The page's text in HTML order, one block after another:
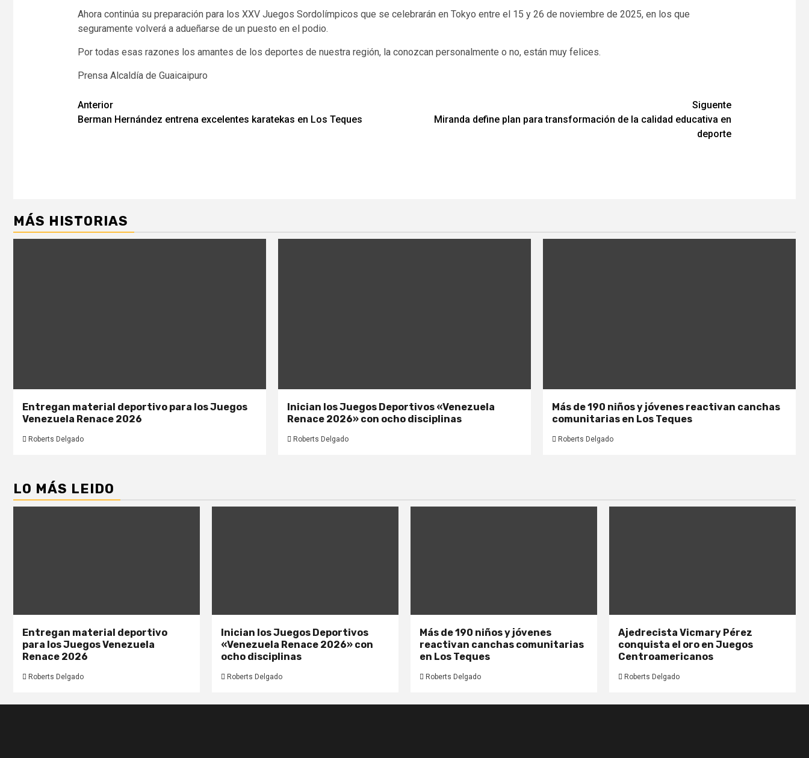
Ahora continúa su preparación para los XXV Juegos Sordolímpicos que se celebrarán en Tokyo entre el 15 y 26 de noviembre de 2025, en los que
seguramente volverá a adueñarse de un puesto en el podio.
Por todas esas razones los amantes de los deportes de nuestra región, la conozcan personalmente o no, están muy felices.
Prensa Alcaldía de Guaicaipuro
Navegación
de
Anterior
Berman Hernández entrena excelentes karatekas en Los Teques
Siguente
Miranda define plan para transformación de la calidad educativa en
deporte
MÁS HISTORIAS
Entregan material deportivo para los Juegos
Venezuela Renace 2026
Roberts Delgado
Inician los Juegos Deportivos «Venezuela
Renace 2026» con ocho disciplinas
Roberts Delgado
Más de 190 niños y jóvenes reactivan canchas
comunitarias en Los Teques
Roberts Delgado
LO MÁS LEIDO
Entregan material deportivo
para los Juegos Venezuela
Renace 2026
Roberts Delgado
Inician los Juegos Deportivos
«Venezuela Renace 2026» con
ocho disciplinas
Roberts Delgado
Más de 190 niños y jóvenes
reactivan canchas comunitarias
en Los Teques
Roberts Delgado
Ajedrecista Vicmary Pérez
conquista el oro en Juegos
Centroamericanos
Roberts Delgado